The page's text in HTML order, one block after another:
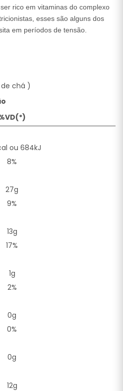
rico em vitaminas do complexo
esses são alguns dos
em períodos de tensão.
chá )
ou 684kJ
8%
27g
9%
13g
17%
1g
2%
0g
0%
0g
12g